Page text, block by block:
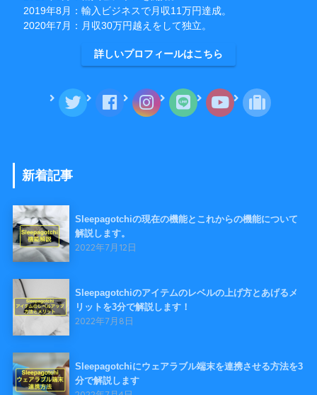
2019年8月：輸入ビジネスで月収11万円達成。
2020年7月：月収30万円越えをして独立。
詳しいプロフィールはこちら
新着記事
Sleepagotchiの現在の機能とこれからの機能について
解説します。
2022年7月12日
Sleepagotchiのアイテムのレベルの上げ方とあげるメ
リットを3分で解説します！
2022年7月8日
Sleepagotchiにウェアラブル端末を連携させる方法を3
分で解説します